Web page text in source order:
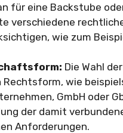
für eine Backstube
verschiedene
wie zum
Die Wahl der
Rechtsform, wie
GmbH oder
der damit
Anforderungen.